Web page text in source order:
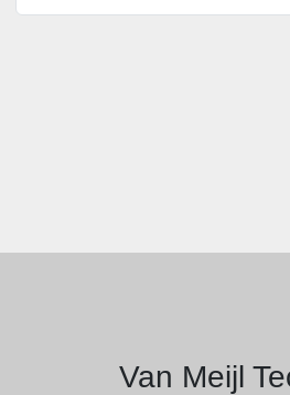
Van Meijl